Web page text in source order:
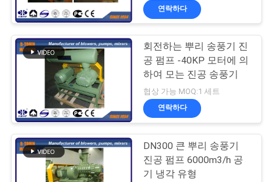
인
용
을
요
구
연락하다
회전하는 뿌리 송풍기 진
공 펌프 -40KP 모터에 의
하여 모는 진공 송풍기
협상 가능 MOQ:1 세트
연락하다
DN300 큰 뿌리 송풍기
진공 펌프 6000m3/h 공
기 냉각 유형